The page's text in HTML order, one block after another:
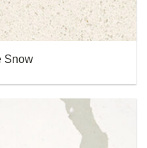
Snow